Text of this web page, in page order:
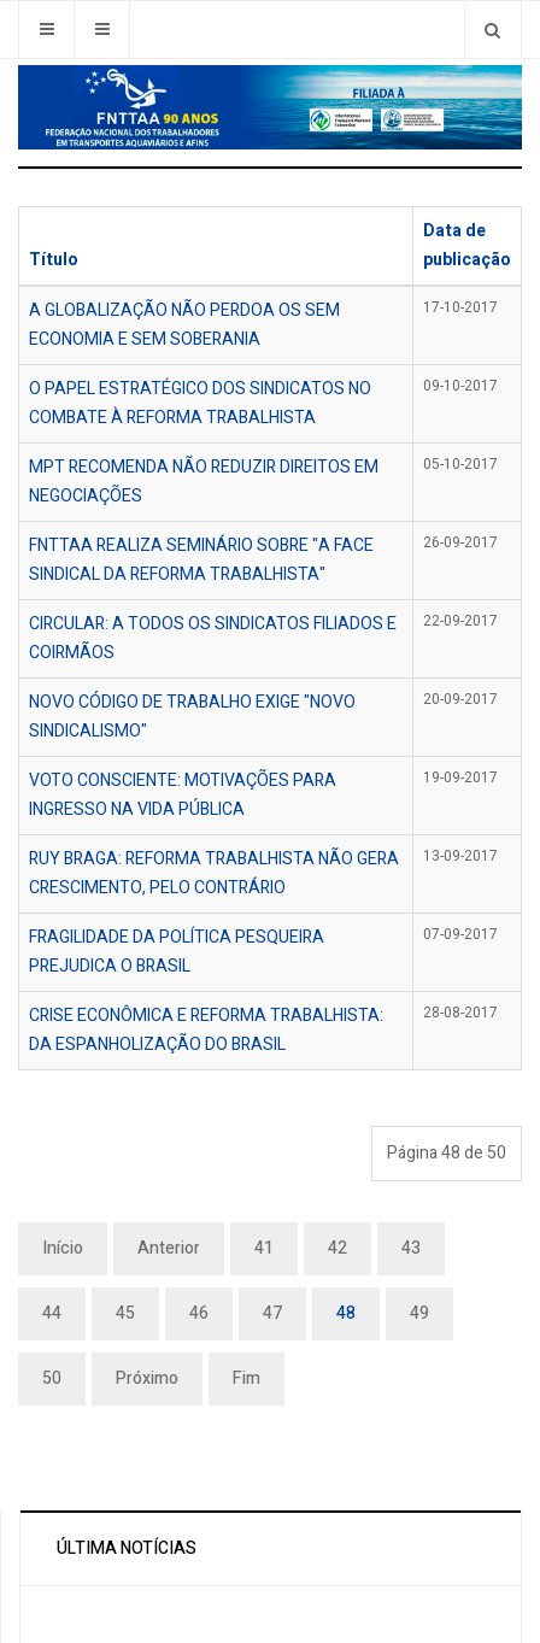
Título
Data de
publicação
A GLOBALIZAÇÃO NÃO PERDOA OS SEM
ECONOMIA E SEM SOBERANIA
17-10-2017
O PAPEL ESTRATÉGICO DOS SINDICATOS NO
COMBATE À REFORMA TRABALHISTA
09-10-2017
MPT RECOMENDA NÃO REDUZIR DIREITOS EM
NEGOCIAÇÕES
05-10-2017
FNTTAA REALIZA SEMINÁRIO SOBRE "A FACE
SINDICAL DA REFORMA TRABALHISTA"
26-09-2017
CIRCULAR: A TODOS OS SINDICATOS FILIADOS E
COIRMÃOS
22-09-2017
NOVO CÓDIGO DE TRABALHO EXIGE "NOVO
SINDICALISMO"
20-09-2017
VOTO CONSCIENTE: MOTIVAÇÕES PARA
INGRESSO NA VIDA PÚBLICA
19-09-2017
RUY BRAGA: REFORMA TRABALHISTA NÃO GERA
CRESCIMENTO, PELO CONTRÁRIO
13-09-2017
FRAGILIDADE DA POLÍTICA PESQUEIRA
PREJUDICA O BRASIL
07-09-2017
CRISE ECONÔMICA E REFORMA TRABALHISTA:
DA ESPANHOLIZAÇÃO DO BRASIL
28-08-2017
Página 48 de 50
Início Anterior 41 42 43
44 45 46 47 48 49
50 Próximo Fim
ÚLTIMA NOTÍCIAS